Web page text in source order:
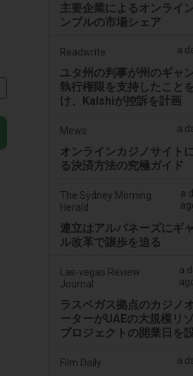
主要企業によるオンライ
ンブルの市場シェア
Readwrite a
ユタ州の判事が州のギャ
執行権限を支持したこと
け、Kalshiが控訴を計画
Mews a
オンラインカジノサイト
る決済方法の究極ガイド
The Sydney Morning
Herald
a
連立はアルバネーズにギ
ル改革で譲歩を迫る
Las-vegas Review
Journal
a
ラスベガス拠点のカジノ
ーターがUAEの大規模リ
プロジェクトの開業日を
Film Daily a